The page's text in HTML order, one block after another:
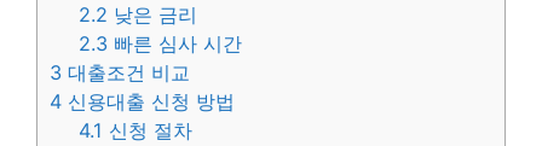
2.2 낮은 금리
2.3 빠른 심사 시간
3 대출조건 비교
4 신용대출 신청 방법
4.1 신청 절차